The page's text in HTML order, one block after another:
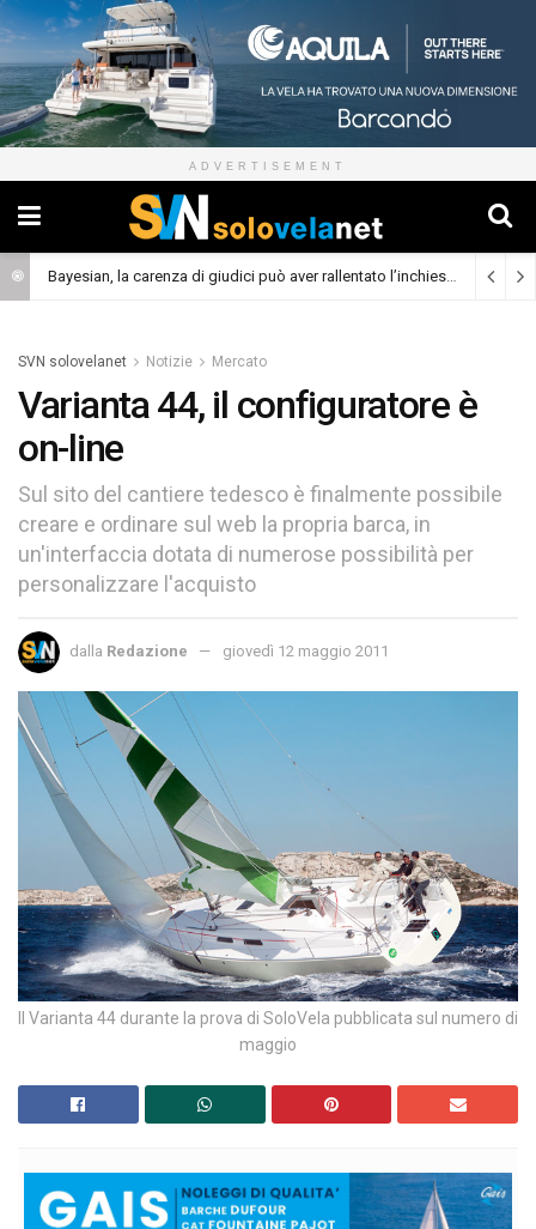
ADVERTISEMENT
Bayesian, la carenza di giudici può aver rallentato l’inchiesta (Cronaca)
SVN solovelanet Notizie Mercato
Varianta 44, il configuratore è
on-line
Sul sito del cantiere tedesco è finalmente possibile
creare e ordinare sul web la propria barca, in
un'interfaccia dotata di numerose possibilità per
personalizzare l'acquisto
dalla Redazione giovedì 12 maggio 2011
Il Varianta 44 durante la prova di SoloVela pubblicata sul numero di
maggio